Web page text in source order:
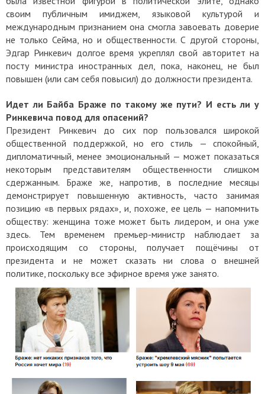
своим публичным имиджем, языковой культурой и
международным признанием она смогла завоевать доверие
не только Сейма, но и общественности. С другой стороны,
Эдгар Ринкевич долгое время укреплял свой авторитет на
посту министра иностранных дел, пока, наконец, не был
повышен (или сам себя повысил) до должности президента.
Идет ли Байба Браже по такому же пути? И есть ли у
Ринкевича повод для опасений?
Президент Ринкевич до сих пор пользовался широкой
общественной поддержкой, но его стиль — спокойный,
дипломатичный, менее эмоциональный — может показаться
некоторым представителям общественности слишком
сдержанным. Браже же, напротив, в последние месяцы
демонстрирует повышенную активность, часто занимая
позицию «в первых рядах», и, похоже, ее цель — напомнить
обществу: женщина тоже может быть лидером, и она уже
здесь. Тем временем премьер-министр наблюдает за
происходящим со стороны, получает пощёчины от
президента и не может сказать ни слова о внешней
политике, поскольку все эфирное время уже занято.